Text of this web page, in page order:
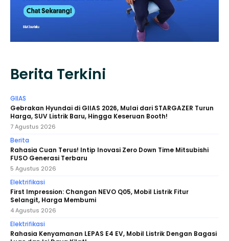
Berita Terkini
GIIAS
Gebrakan Hyundai di GIIAS 2026, Mulai dari STARGAZER Turun
Harga, SUV Listrik Baru, Hingga Keseruan Booth!
7 Agustus 2026
Berita
Rahasia Cuan Terus! Intip Inovasi Zero Down Time Mitsubishi
FUSO Generasi Terbaru
5 Agustus 2026
Elektrifikasi
First Impression: Changan NEVO Q05, Mobil Listrik Fitur
Selangit, Harga Membumi
4 Agustus 2026
Elektrifikasi
Rahasia Kenyamanan LEPAS E4 EV, Mobil Listrik Dengan Bagasi